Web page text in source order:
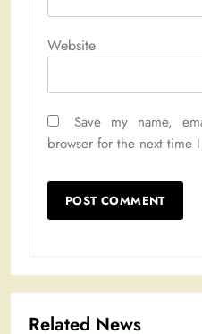
Website
Save my name,
browser for the next time
Related News